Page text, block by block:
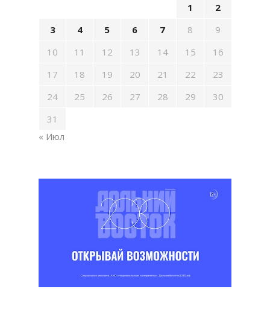
1
2
3
4 5 6 7 8
9
10
11 12 13 14 15
16
17
18 19 20 21 22
23
24
25 26 27 28 29
30
31
« Июл